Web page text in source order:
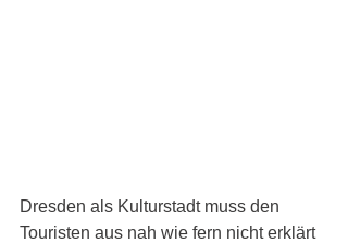
Dresden als Kulturstadt muss den
Touristen aus nah wie fern nicht erklärt